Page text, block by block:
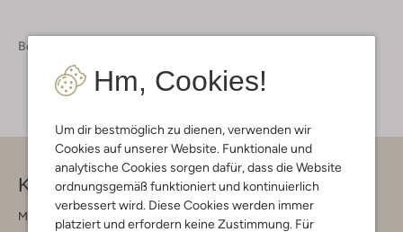
Hm, Cookies!
Um dir bestmöglich zu dienen, verwenden wir
Cookies auf unserer Website. Funktionale und
analytische Cookies sorgen dafür, dass die Website
ordnungsgemäß funktioniert und kontinuierlich
verbessert wird. Diese Cookies werden immer
platziert und erfordern keine Zustimmung. Für
Bekleidung
Kontakt
Montag - Freitag 09:00 - 17:00 uur